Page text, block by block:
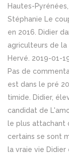
Hautes-
Stéphanie Le
en 2016. Didier
agriculteurs de la
Hervé. 2019-01-
Pas de
est dans le pré
timide. Didier,
candidat de
le plus attachant
certains se sont
la vraie vie